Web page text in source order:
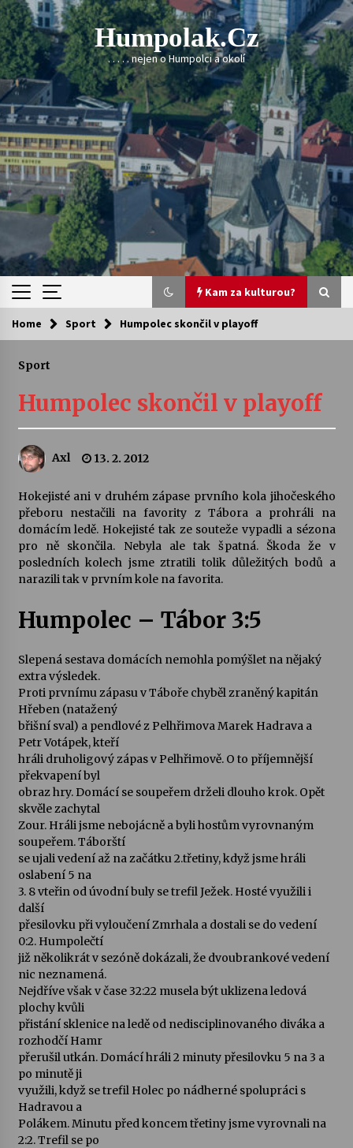
Skip
to
content
Humpolak.cz
. . . . . nejen o Humpolci a okolí
Kam za kulturou?
Kam za kulturou?
Sukuba Ensemble
4. 8. 2026
Vernisáž výstavy Josefíny Duškové: Stávám se
kapkou
Veselí muzikanti
30. 7. 2026
šedesátka: 28. 7.–1. 8. 2026
28. 7. 2026
Letní koncerty ve Stromovce: Kolchoz a
28. 7. 2026
Votavžatský ploty
23. 7. 2026
22. 7. 2026
17. 7. 2026
Ozvěny prázdnin
Za kulturou kousek za Humpolec. V Želivě ožije
13. 7. 2026
Varhanní recitál Michala Novenka v Klášteře
3. 7. 2026
Home Sport Humpolec skončil v playoff
Sport
Humpolec skončil v playoff
Axl 13. 2. 2012
Hokejisté ani v druhém zápase prvního kola jihočeského
přeboru nestačili na favority z Tábora a prohráli na
domácím ledě. Hokejisté tak ze souteže vypadli a sézona
pro ně skončila. Nebyla ale tak špatná. Škoda že v
posledních kolech jsme ztratili tolik důležitých bodů a
narazili tak v prvním kole na favorita.
Humpolec – Tábor 3:5
Slepená sestava domácích nemohla pomýšlet na nějaký
extra výsledek.
Proti prvnímu zápasu v Táboře chyběl zraněný kapitán
Hřeben (natažený
břišní sval) a pendlové z Pelhřimova Marek Hadrava a
Petr Votápek, kteří
hráli druholigový zápas v Pelhřimově. O to příjemnější
překvapení byl
obraz hry. Domácí se soupeřem drželi dlouho krok. Opět
skvěle zachytal
Zour. Hráli jsme nebojácně a byli hostům vyrovnaným
soupeřem. Táborští
se ujali vedení až na začátku 2.třetiny, když jsme hráli
oslabení 5 na
3. 8 vteřin od úvodní buly se trefil Ježek. Hosté využili i
další
přesilovku při vyloučení Zmrhala a dostali se do vedení
0:2. Humpolečtí
již několikrát v sezóně dokázali, že dvoubrankové vedení
nic neznamená.
Nejdříve však v čase 32:22 musela být uklizena ledová
plochy kvůli
přistání sklenice na ledě od nedisciplinovaného diváka a
rozhodčí Hamr
přerušil utkán. Domácí hráli 2 minuty přesilovku 5 na 3 a
po minutě ji
využili, když se trefil Holec po nádherné spolupráci s
Hadravou a
Polákem. Minutu před koncem třetiny jsme vyrovnali na
2:2. Trefil se po